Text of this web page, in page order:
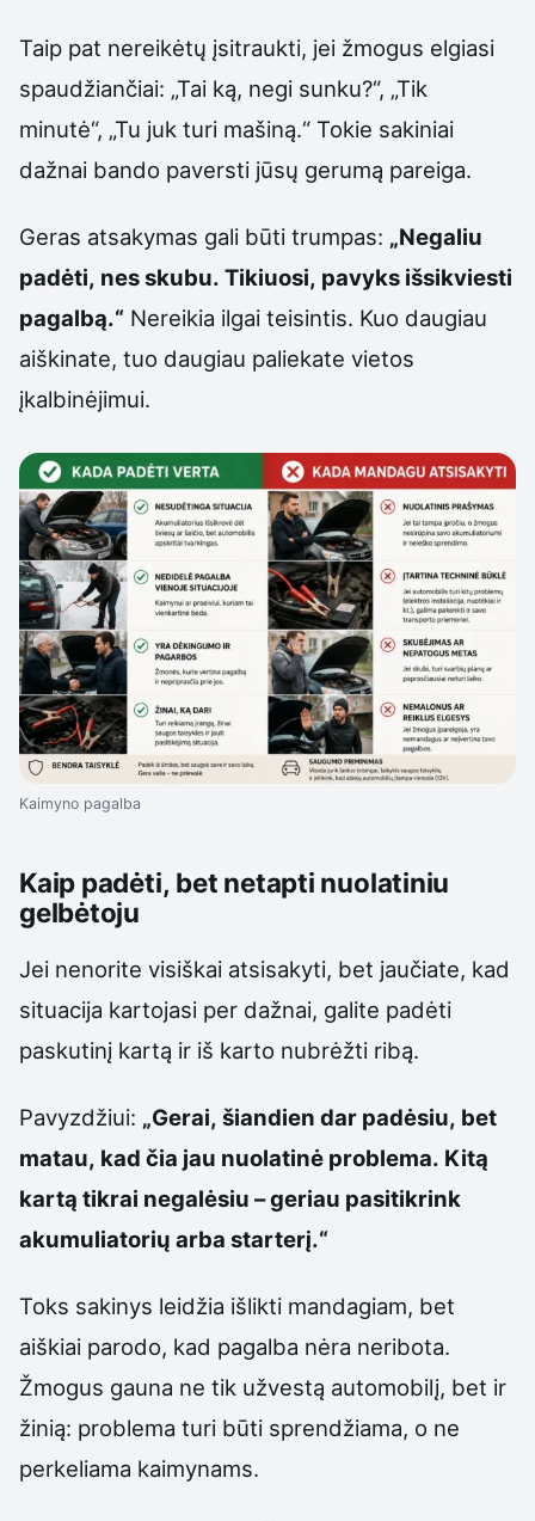
Taip pat nereikėtų įsitraukti, jei žmogus elgiasi
spaudžiančiai: „Tai ką, negi sunku?“, „Tik
minutė“, „Tu juk turi mašiną.“ Tokie sakiniai
dažnai bando paversti jūsų gerumą pareiga.
Geras atsakymas gali būti trumpas: „Negaliu
padėti, nes skubu. Tikiuosi, pavyks išsikviesti
pagalbą.“ Nereikia ilgai teisintis. Kuo daugiau
aiškinate, tuo daugiau paliekate vietos
įkalbinėjimui.
Kaimyno pagalba
Kaip padėti, bet netapti nuolatiniu
gelbėtoju
Jei nenorite visiškai atsisakyti, bet jaučiate, kad
situacija kartojasi per dažnai, galite padėti
paskutinį kartą ir iš karto nubrėžti ribą.
Pavyzdžiui: „Gerai, šiandien dar padėsiu, bet
matau, kad čia jau nuolatinė problema. Kitą
kartą tikrai negalėsiu – geriau pasitikrink
akumuliatorių arba starterį.“
Toks sakinys leidžia išlikti mandagiam, bet
aiškiai parodo, kad pagalba nėra neribota.
Žmogus gauna ne tik užvestą automobilį, bet ir
žinią: problema turi būti sprendžiama, o ne
perkeliama kaimynams.